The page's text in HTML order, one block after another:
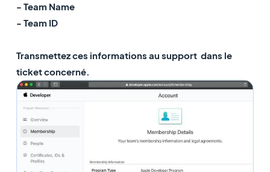
- Team Name
- Team ID
Transmettez ces informations au support dans le
ticket concerné.